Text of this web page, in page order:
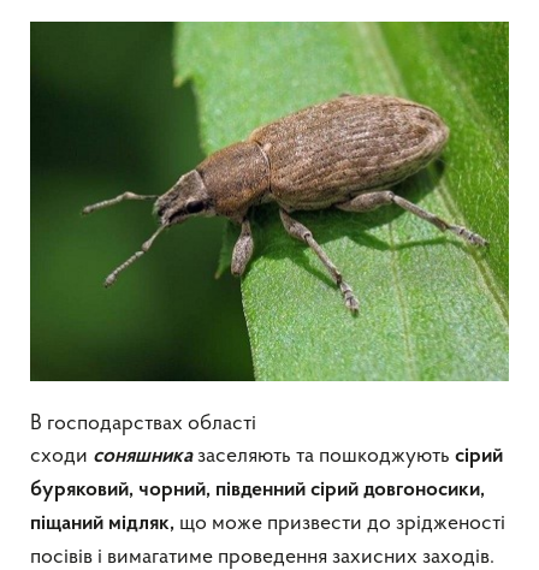
В господарствах області
сходи соняшника заселяють та пошкоджують сірий
буряковий, чорний, південний сірий довгоносики,
піщаний мідляк, що може призвести до зрідженості
посівів і вимагатиме проведення захисних заходів.